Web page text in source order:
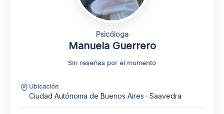
Psicóloga
Manuela Guerrero
Sin reseñas por el momento
Ubicación
Ciudad Autónoma de Buenos Aires · Saavedra